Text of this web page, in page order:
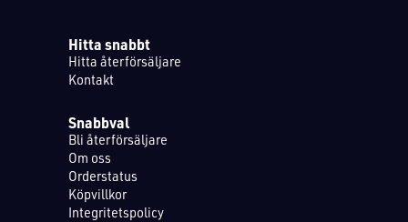
Hitta snabbt
Hitta återförsäljare
Kontakt
Snabbval
Bli återförsäljare
Om oss
Orderstatus
Köpvillkor
Integritetspolicy